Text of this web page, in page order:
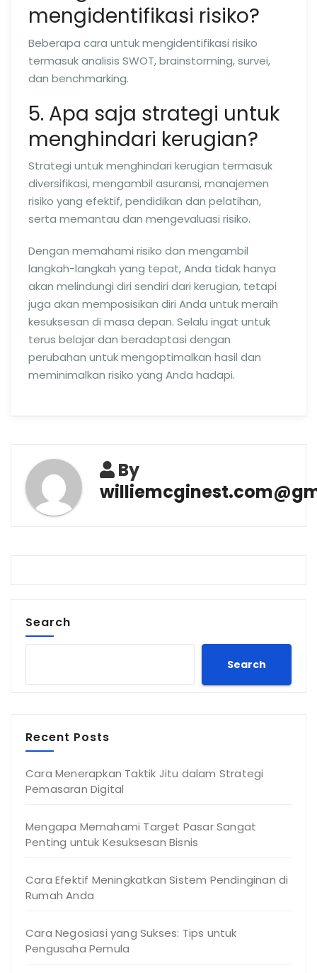
mengidentifikasi risiko?
Beberapa cara untuk mengidentifikasi risiko
termasuk analisis SWOT, brainstorming, survei,
dan benchmarking.
5. Apa saja strategi untuk
menghindari kerugian?
Strategi untuk menghindari kerugian termasuk
diversifikasi, mengambil asuransi, manajemen
risiko yang efektif, pendidikan dan pelatihan,
serta memantau dan mengevaluasi risiko.
Dengan memahami risiko dan mengambil
langkah-langkah yang tepat, Anda tidak hanya
akan melindungi diri sendiri dari kerugian, tetapi
juga akan memposisikan diri Anda untuk meraih
kesuksesan di masa depan. Selalu ingat untuk
terus belajar dan beradaptasi dengan
perubahan untuk mengoptimalkan hasil dan
meminimalkan risiko yang Anda hadapi.
By
Search
Search
Recent Posts
Cara Menerapkan Taktik Jitu dalam Strategi
Pemasaran Digital
Mengapa Memahami Target Pasar Sangat
Penting untuk Kesuksesan Bisnis
Cara Efektif Meningkatkan Sistem Pendinginan di
Rumah Anda
Cara Negosiasi yang Sukses: Tips untuk
Pengusaha Pemula